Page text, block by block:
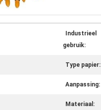
Industrieel
gebruik:
Type papier:
Aanpassing:
Materiaal: